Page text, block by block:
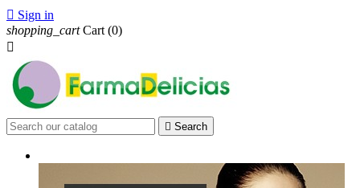
 Sign in
shopping_cart Cart (0)

 Search